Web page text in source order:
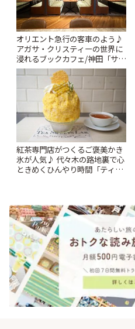
オリエント急行の客車のよう♪
アガサ・クリスティーの世界に
浸れるブックカフェ/神田「サロ
ンクリスティ」 | ことりっぷ
紅茶専門店がつくるご褒美かき
氷が人気♪ 代々木の路地裏で心
ときめくひんやり時間「ティー